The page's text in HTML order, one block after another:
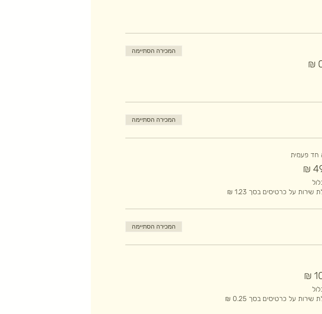
המכירה הסתיימה
המכירה הסתיימה
חד פעמית
שירות על כרטיסים בסך ‏1.23 ‏₪
המכירה הסתיימה
שירות על כרטיסים בסך ‏0.25 ‏₪